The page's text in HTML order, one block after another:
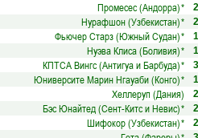
Промесес (Андорра)*
Нурафшон (Узбекистан)*
Фьючер Старз (Южный Судан)*
Нуэва Клиса (Боливия)*
КПТСА Вингс (Антигуа и Барбуда)*
Юниверсите Марин Нгауаби (Конго)*
Хеллеруп (Дания)
Бэс Юнайтед (Сент-Китс и Невис)*
Шифокор (Узбекистан)*